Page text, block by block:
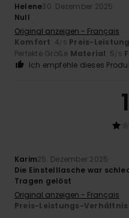
Helene30. Dezember 2025
Null
Original anzeigen - Français
Komfort: 4 /5 Preis-
Perfekte Größe Material: 5 /5
Ich empfehle dieses
1
Karim25. Dezember 2025
Die Einstelllasche war
Tragen gelöst
Original anzeigen - Français
Preis-Leistungs-Verhältnis